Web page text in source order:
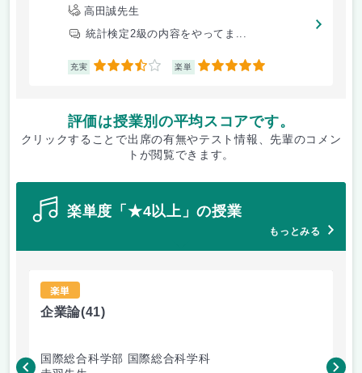
高田誠先生
統計検定2級の内容をやってま...
充実 3.5 楽単 5
評価は授業別の平均スコアです。
クリックすることで出席の有無やテスト情報、先輩のコメン
トが閲覧できます。
楽単度「★4以上」の授業
もっとみる
楽単
企業論(41)
国際総合科学部 国際総合科学科